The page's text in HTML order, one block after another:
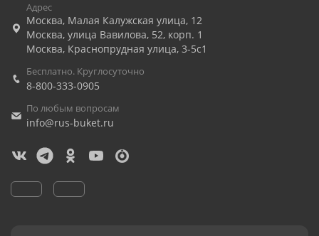
Адрес
Москва, Малая Калужская улица, 12
Москва, улица Вавилова, 52, корп. 1
Москва, Краснопрудная улица, 3-5с1
Бесплатно. Круглосуточно
8-800-333-0905
По любым вопросам
info@rus-buket.ru